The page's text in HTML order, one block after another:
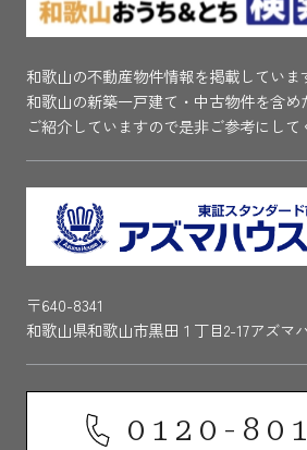
和歌山の不動産物件情報を掲載していま
和歌山の新築一戸建て・中古物件を含め
ご紹介していますので是非ご参考にして
〒640-8341
和歌山県和歌山市黒田１丁目2-17アズマ
0120-